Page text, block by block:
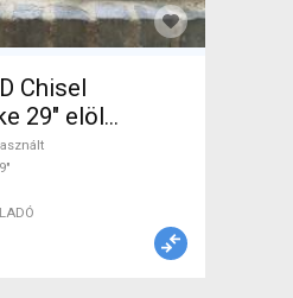
Chisel
29" elöl
ELADÓ